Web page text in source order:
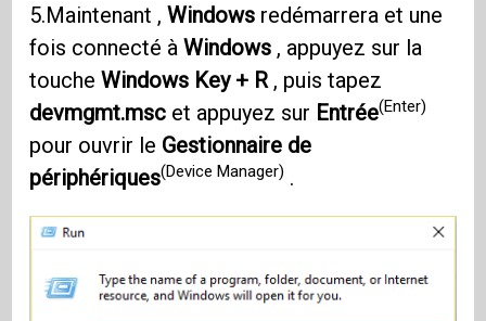
5.Maintenant ,Windows redémarrera et une
fois connecté àWindows , appuyez sur la
toucheWindows Key + R, puis tapez
devmgmt.msc et appuyez sur Entrée(Enter)
pour ouvrir le Gestionnaire de
périphériques(Device Manager) .